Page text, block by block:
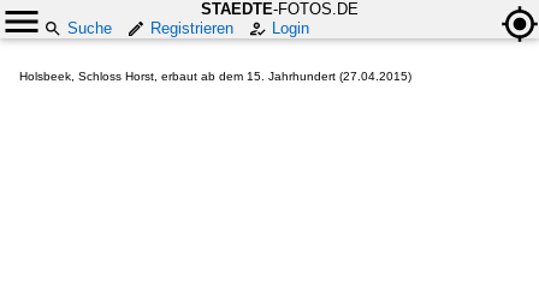
STAEDTE-FOTOS.DE
Suche
Registrieren Login
Holsbeek, Schloss Horst, erbaut ab dem 15. Jahrhundert (27.04.2015)